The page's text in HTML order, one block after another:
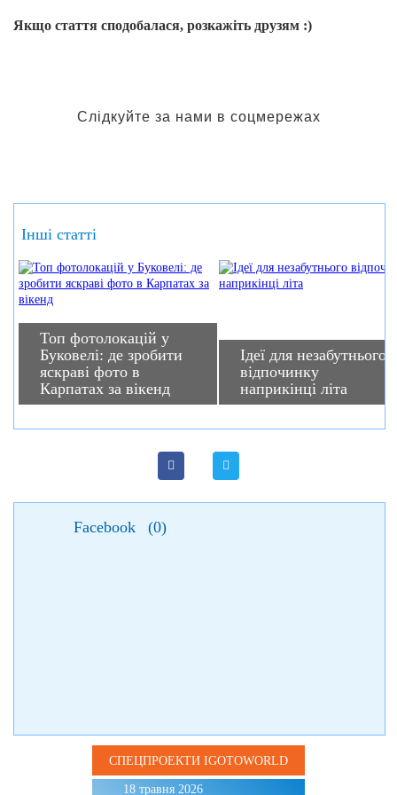
Якщо стаття сподобалася, розкажіть друзям :)
Слідкуйте за нами в соцмережах
Інші статті
Топ фотолокацій у
Буковелі: де зробити
яскраві фото в
Карпатах за вікенд
Ідеї ​​для незабутнього
відпочинку
наприкінці літа
Facebook (0)
СПЕЦПРОЕКТИ IGOTOWORLD
18 травня 2026